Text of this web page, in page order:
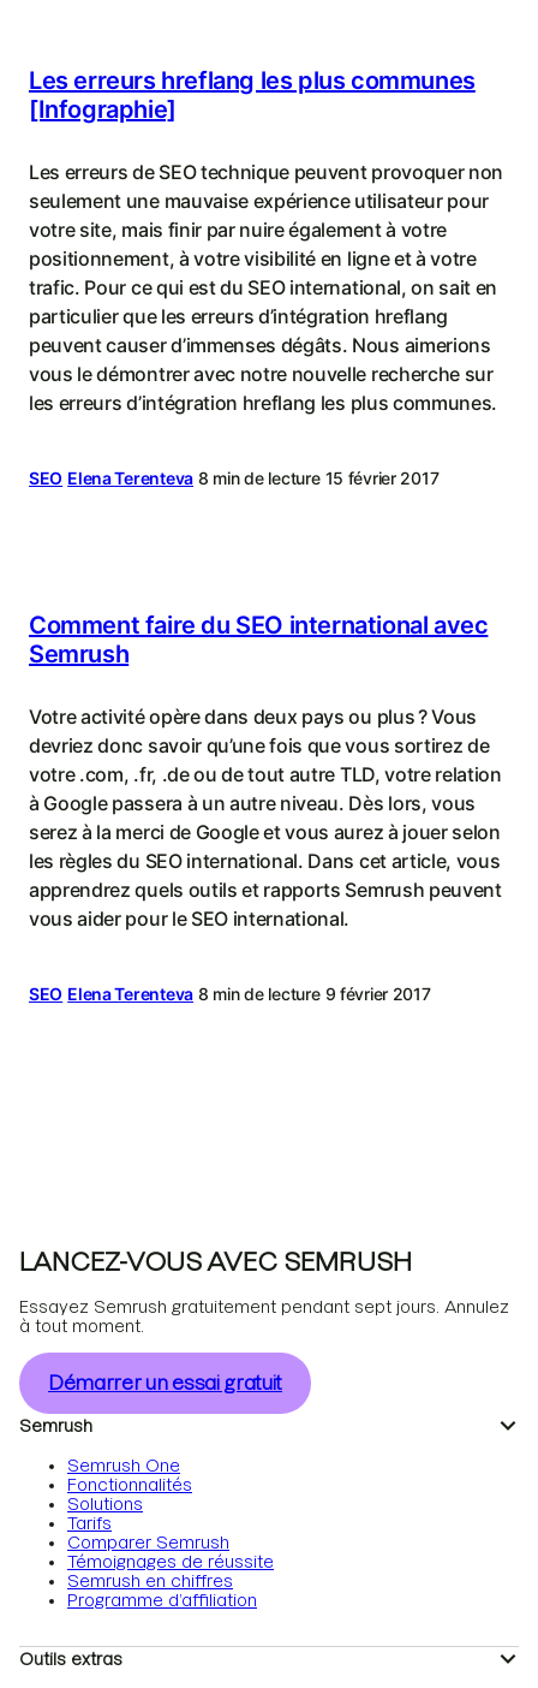
Les erreurs hreflang les plus communes
[Infographie]
Les erreurs de SEO technique peuvent provoquer non
seulement une mauvaise expérience utilisateur pour
votre site, mais finir par nuire également à votre
positionnement, à votre visibilité en ligne et à votre
trafic. Pour ce qui est du SEO international, on sait en
particulier que les erreurs d’intégration hreflang
peuvent causer d’immenses dégâts. Nous aimerions
vous le démontrer avec notre nouvelle recherche sur
les erreurs d’intégration hreflang les plus communes.
SEO Elena Terenteva 8 min de lecture 15 février 2017
Comment faire du SEO international avec
Semrush
Votre activité opère dans deux pays ou plus ? Vous
devriez donc savoir qu’une fois que vous sortirez de
votre .com, .fr, .de ou de tout autre TLD, votre relation
à Google passera à un autre niveau. Dès lors, vous
serez à la merci de Google et vous aurez à jouer selon
les règles du SEO international. Dans cet article, vous
apprendrez quels outils et rapports Semrush peuvent
vous aider pour le SEO international.
SEO Elena Terenteva 8 min de lecture 9 février 2017
LANCEZ-VOUS AVEC SEMRUSH
Essayez Semrush gratuitement pendant sept jours. Annulez
à tout moment.
Démarrer un essai gratuit
Semrush
Semrush One
Fonctionnalités
Solutions
Tarifs
Comparer Semrush
Témoignages de réussite
Semrush en chiffres
Programme d’affiliation
Outils extras